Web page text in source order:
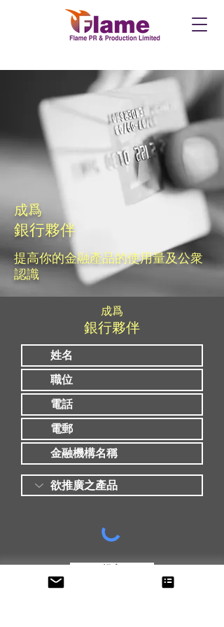
成爲
銀行夥伴
提高你的金融產品的使用量及公衆
認識
成爲
銀行夥伴